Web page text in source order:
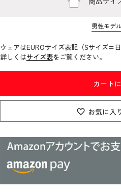
男性モデ
ウェアはEUROサイズ表記（Sサイズ=日
詳しくはサイズ表をご覧ください。
カート
お気に入